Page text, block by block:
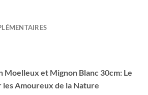
Moelleux et Mignon Blanc 30cm: Le
Amoureux de la Nature